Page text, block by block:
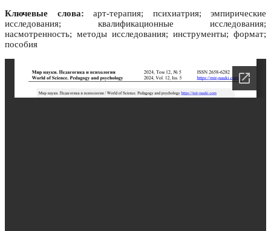
Ключевые слова: арт-терапия; психиатрия; эмпирические
исследования; квалификационные исследования;
насмотренность; методы исследования; инструменты; формат;
пособия